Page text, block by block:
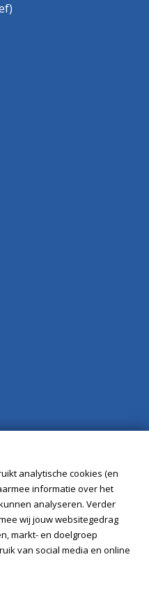
analytische cookies (en
informatie over het
analyseren. Verder
wij jouw websitegedrag
markt- en doelgroep
van social media en online